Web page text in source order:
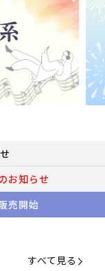
お知らせ
売開始
すべて見る